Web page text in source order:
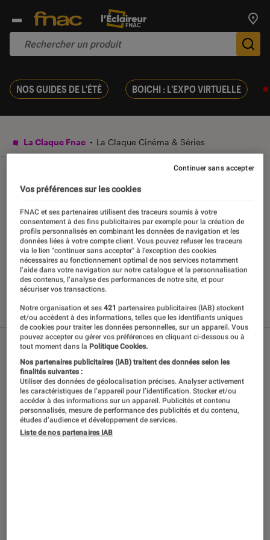
NOS GUIDES DE L'ÉTÉ BOICHI : L'EXPO VIRTUELLE
La Claque Fnac La Claque Cinéma & Séries
La Claque Cinéma &
Séries
Nos derniers contenus
Tout Articles Playlists
Vos préférences sur les cookies
FNAC et ses partenaires utilisent des traceurs soumis à votre
consentement à des fins publicitaires par exemple pour la création de
profils personnalisés en combinant les données de navigation et les
données liées à votre compte client. Vous pouvez refuser les traceurs
via le lien "continuer sans accepter" à l’exception des cookies
nécessaires au fonctionnement optimal de nos services notamment
l’aide dans votre navigation sur notre catalogue et la personnalisation
des contenus, l’analyse des performances de notre site, et pour
sécuriser vos transactions.
Notre organisation et ses421 partenaires publicitaires (IAB) stockent
et/ou accèdent à des informations, telles que les identifiants uniques
de cookies pour traiter les données personnelles, sur un appareil. Vous
pouvez accepter ou gérer vos préférences en cliquant ci-dessous ou à
tout moment dans la Politique Cookies.
Nos partenaires publicitaires (IAB) traitent des données selon les
finalités suivantes :
Utiliser des données de géolocalisation précises. Analyser activement
les caractéristiques de l’appareil pour l’identification. Stocker et/ou
accéder à des informations sur un appareil. Publicités et contenu
personnalisés, mesure de performance des publicités et du contenu,
études d’audience et développement de services.
Liste de nos partenaires IAB
Continuer sans accepter